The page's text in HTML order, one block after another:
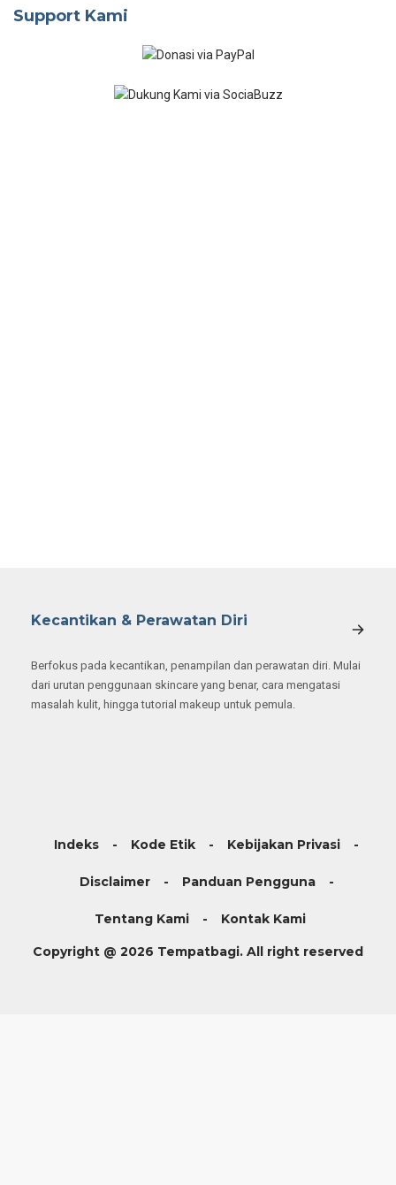
Support Kami
Kecantikan & Perawatan Diri
Berfokus pada kecantikan, penampilan dan perawatan diri. Mulai
dari urutan penggunaan skincare yang benar, cara mengatasi
masalah kulit, hingga tutorial makeup untuk pemula.
Indeks Kode Etik Kebijakan Privasi
Disclaimer Panduan Pengguna
Tentang Kami Kontak Kami
Copyright @ 2026 Tempatbagi. All right reserved